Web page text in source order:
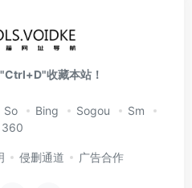
"Ctrl+D"收藏本站！
So Bing Sogou
Sm
360
侵删通道 广告合作